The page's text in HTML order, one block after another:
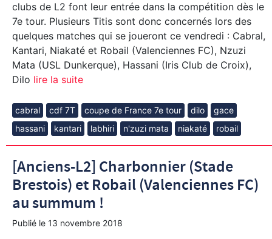
clubs de L2 font leur entrée dans la compétition dès le
7e tour. Plusieurs Titis sont donc concernés lors des
quelques matches qui se joueront ce vendredi : Cabral,
Kantari, Niakaté et Robail (Valenciennes FC), Nzuzi
Mata (USL Dunkerque), Hassani (Iris Club de Croix),
Dilo lire la suite
cabral cdf 7T coupe de France 7e tour dilo
gace
hassani
kantari labhiri n'zuzi mata niakaté robail
[Anciens-L2] Charbonnier (Stade
Brestois) et Robail (Valenciennes FC)
au summum !
Publié le 13 novembre 2018